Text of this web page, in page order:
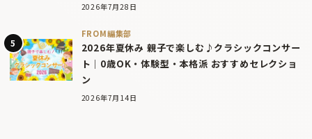
2026年7月28日
FROM編集部
2026年夏休み 親子で楽しむ♪クラシックコンサー
ト｜0歳OK・体験型・本格派 おすすめセレクショ
ン
2026年7月14日